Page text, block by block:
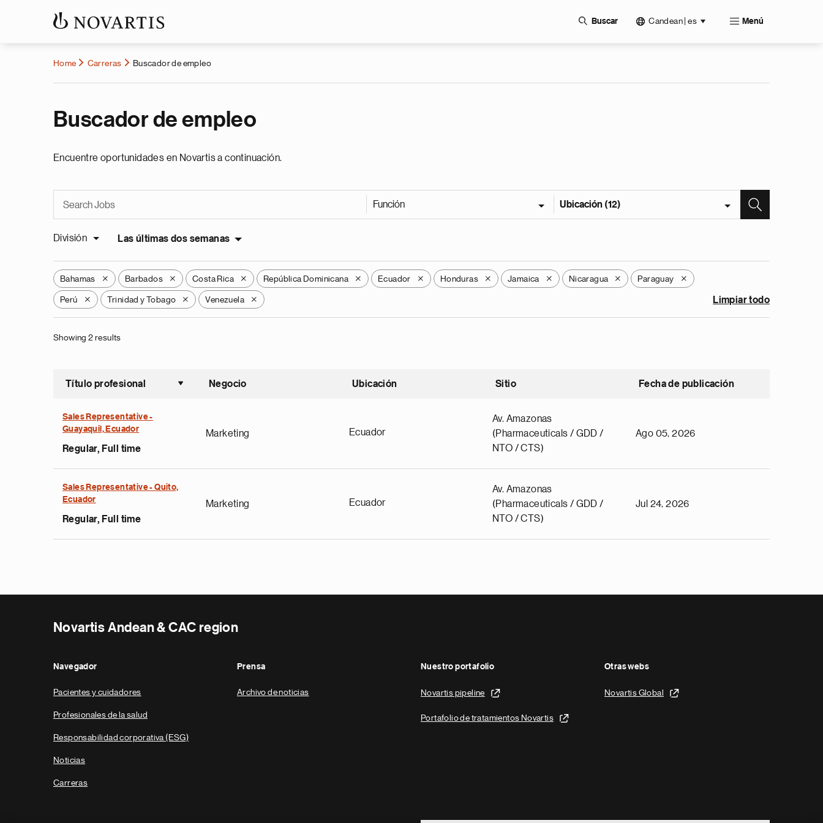
Buscar Candean | es Menú
Home Carreras Buscador de empleo
Buscador de empleo
Encuentre oportunidades en Novartis a continuación.
Función Ubicación (12)
División Las últimas dos semanas
Bahamas X Barbados X Costa Rica X República Dominicana X Ecuador X Honduras X Jamaica X Nicaragua X Paraguay X
Perú X Trinidad y Tobago X Venezuela X Limpiar todo
Showing 2 results
Título profesional
Ordenar ascendente
Negocio Ubicación Sitio Fecha de publicación
Sales Representative -
Guayaquil, Ecuador
Regular, Full time
Marketing Ecuador
Av. Amazonas
(Pharmaceuticals / GDD /
NTO / CTS)
Ago 05, 2026
Sales Representative - Quito,
Ecuador
Regular, Full time
Marketing Ecuador
Av. Amazonas
(Pharmaceuticals / GDD /
NTO / CTS)
Jul 24, 2026
Novartis Andean & CAC region
Navegador
Pacientes y cuidadores
Profesionales de la salud
Responsabilidad corporativa (ESG)
Noticias
Carreras
Prensa
Archivo de noticias
Nuestro portafolio
Novartis pipeline
Portafolio de tratamientos Novartis
Otras webs
Novartis Global